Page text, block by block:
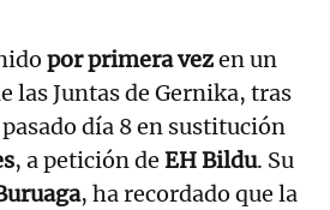
por primera vezen un
las Juntas de Gernika, tras
día 8 en sustitución
, a petición de EH Bildu. Su
, ha recordado que la